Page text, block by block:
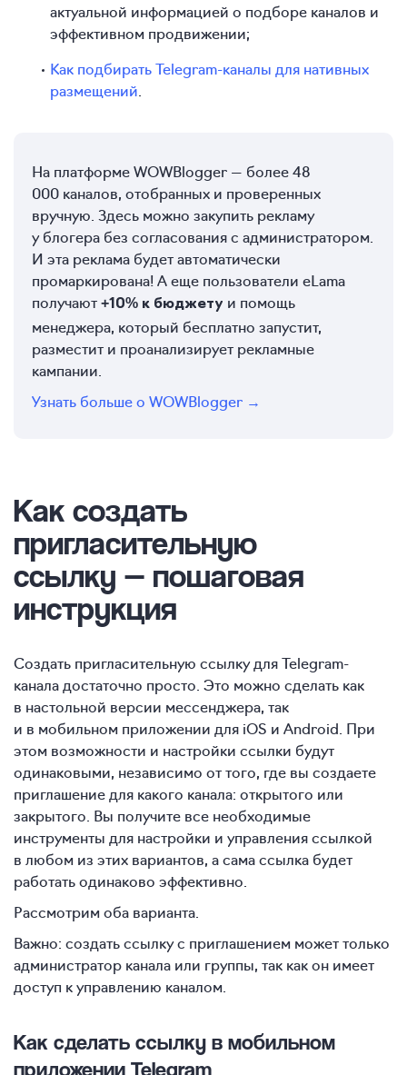
актуальной информацией о подборе каналов и
эффективном продвижении;
Как подбирать Telegram-каналы для нативных
размещений
На платформе WOWBlogger — более 48
000 каналов, отобранных и проверенных
вручную. Здесь можно закупить рекламу
у блогера без согласования с администратором.
И эта реклама будет автоматически
промаркирована! А еще пользователи eLama
получают +10% к бюджету и помощь
менеджера, который бесплатно запустит,
разместит и проанализирует рекламные
кампании.
Узнать больше о WOWBlogger →
Как создать
пригласительную
ссылку — пошаговая
инструкция
Создать пригласительную ссылку для Telegram-
канала достаточно просто. Это можно сделать как
в настольной версии мессенджера, так
и в мобильном приложении для iOS и Android. При
этом возможности и настройки ссылки будут
одинаковыми, независимо от того, где вы создаете
приглашение для какого канала: открытого или
закрытого. Вы получите все необходимые
инструменты для настройки и управления ссылкой
в любом из этих вариантов, а сама ссылка будет
работать одинаково эффективно.
Рассмотрим оба варианта.
Важно: создать ссылку с приглашением может только
администратор канала или группы, так как он имеет
доступ к управлению каналом.
Как сделать ссылку в мобильном
приложении Telegram